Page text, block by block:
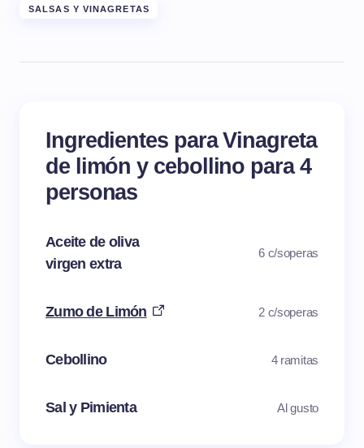
SALSAS Y VINAGRETAS
Ingredientes para Vinagreta
de limón y cebollino para 4
personas
Aceite de oliva
virgen extra
6 c/soperas
Zumo de Limón 2 c/soperas
Cebollino 4 ramitas
Sal y Pimienta Al gusto